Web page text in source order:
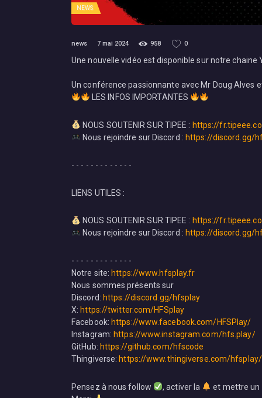
NEWS
news 7 mai 2024 958 0
Une nouvelle vidéo est disponible sur notre chaine
Un conférence passionnante avec Mr Doug Alves
LES INFOS IMPORTANTES
NOUS SOUTENIR SUR TIPEE : https://
Nous rejoindre sur Discord : https://discord.gg/
- - - - - - - - - - - - -
LIENS UTILES :
NOUS SOUTENIR SUR TIPEE : https://
Nous rejoindre sur Discord : https://discord.gg/
- - - - - - - - - - - - -
Notre site: https://www.hfsplay.fr
Nous sommes présents sur
Discord: https://discord.gg/hfsplay
X: https://twitter.com/HFSplay
Facebook: https://www.facebook.com/HFSPlay/
Instagram: https://www.instagram.com/hfs.play/
GitHub: https://github.com/hfscode
Thingiverse: https://www.thingiverse.com/
Pensez à nous follow , activer la et mettre un